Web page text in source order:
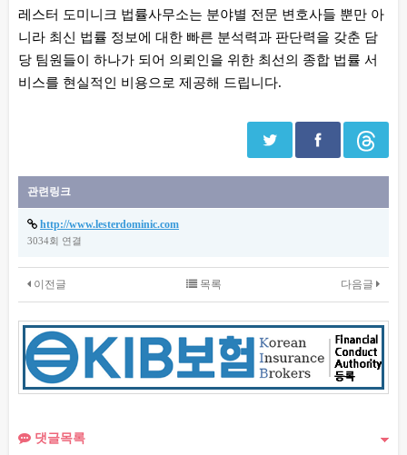
레스터 도미니크 법률사무소는 분야별 전문 변호사들 뿐만 아
니라 최신 법률 정보에 대한 빠른 분석력과 판단력을 갖춘 담
당 팀원들이 하나가 되어 의뢰인을 위한 최선의 종합 법률 서
비스를 현실적인 비용으로 제공해 드립니다.
관련링크
http://www.lesterdominic.com
3034회 연결
이전글 다음글
목록
댓글목록